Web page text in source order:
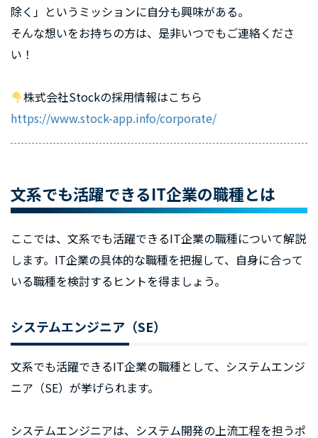
除く」というミッションに自分も興味がある。
そんな想いをお持ちの方は、是非いつでもご連絡くださ
い！
株式会社Stockの採用情報はこちら
https://www.stock-app.info/corporate/
文系でも活躍できるIT企業の職種とは
ここでは、文系でも活躍できるIT企業の職種について解説
します。IT企業の具体的な職種を把握して、自身に合って
いる職種を検討するヒントを得ましょう。
システムエンジニア（SE）
文系でも活躍できるIT企業の職種として、システムエンジ
ニア（SE）が挙げられます。
システムエンジニアは、システム開発の上流工程を担うポ